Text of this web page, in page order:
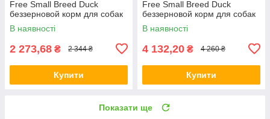
Free Small Breed Duck
беззерновой корм для собак
та цуценят дрібних порід
В наявності
2 273,68 ₴ 2 344 ₴
Купити
Free Small Breed Duck
беззерновой корм для собак
та цуценят дрібних порід
В наявності
4 132,20 ₴ 4 260 ₴
Купити
Показати ще